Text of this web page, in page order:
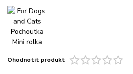
Ohodnotit produkt